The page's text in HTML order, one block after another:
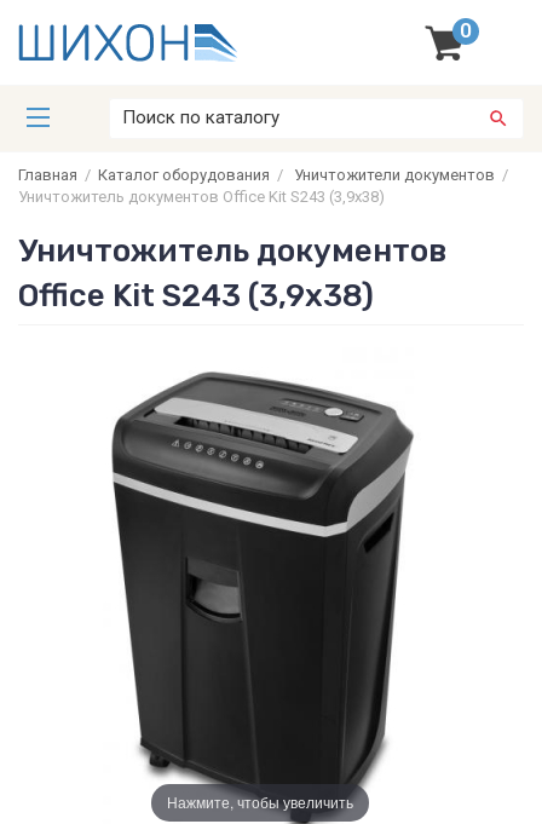
0
Главная / Каталог оборудования / Уничтожители документов /
Уничтожитель документов Office Kit S243 (3,9x38)
Уничтожитель документов
Office Kit S243 (3,9x38)
Нажмите, чтобы увеличить